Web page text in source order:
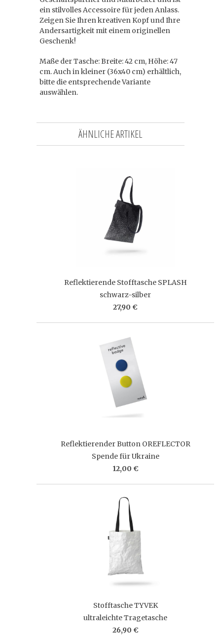
ein stilvolles Accessoire für jeden Anlass.
Zeigen Sie Ihren kreativen Kopf und Ihre
Andersartigkeit mit einem originellen
Geschenk!
Maße der Tasche: Breite: 42 cm, Höhe: 47
cm. Auch in kleiner (36x40 cm) erhältlich,
bitte die entsprechende Variante
auswählen.
ÄHNLICHE ARTIKEL
Reflektierende Stofftasche SPLASH
schwarz-silber
27,90 €
Reflektierender Button OREFLECTOR
Spende für Ukraine
12,00 €
Stofftasche TYVEK
ultraleichte Tragetasche
26,90 €